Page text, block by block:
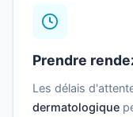
Prendre
Les délais
dermatologique